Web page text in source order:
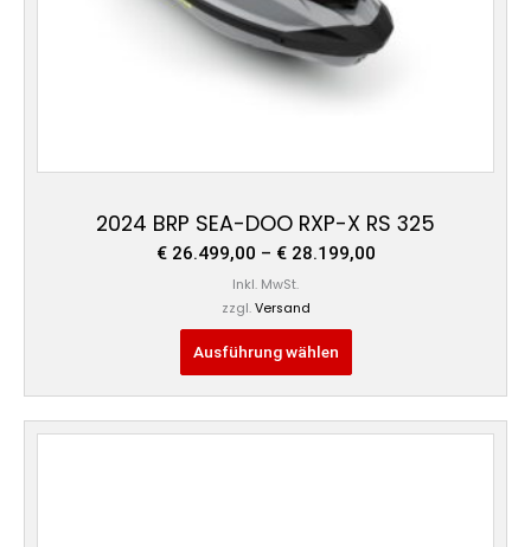
2024 BRP SEA-DOO RXP-X RS 325
€26.499,00 – €28.199,00
Inkl. MwSt.
zzgl. Versand
Ausführung wählen
der
Produktseite
gewählt
werden
Preisspanne:
Dieses